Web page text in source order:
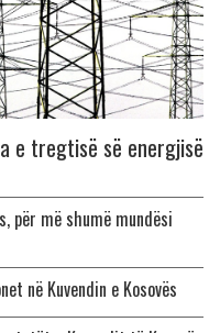
e tregtisë së energjisë
për më shumë mundësi
në Kuvendin e Kosovës